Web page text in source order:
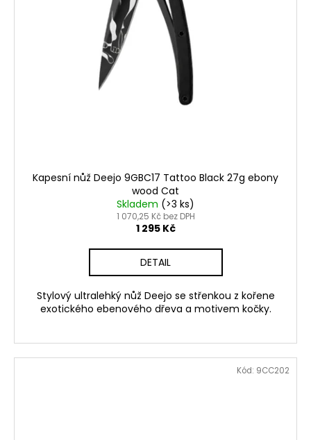
Kapesní nůž Deejo 9GBC17 Tattoo Black 27g ebony
wood Cat
Skladem (>3 ks)
1 070,25 Kč bez DPH
1 295 Kč
DETAIL
Stylový ultralehký nůž Deejo se střenkou z kořene
exotického ebenového dřeva a motivem kočky.
Kód: 9CC202